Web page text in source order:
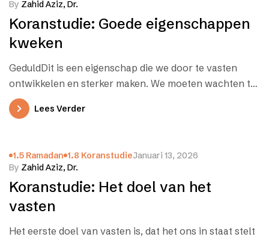
By Zahid Aziz, Dr.
Koranstudie: Goede eigenschappen
kweken
GeduldDit is een eigenschap die we door te vasten
ontwikkelen en sterker maken. We moeten wachten tot
het moment dat…
Lees Verder
1.5 Ramadan 1.8 KoranstudieJanuari 13, 2026
By Zahid Aziz, Dr.
Koranstudie: Het doel van het
vasten
Het eerste doel van vasten is, dat het ons in staat stelt